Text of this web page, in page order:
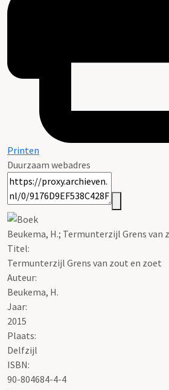
Printen
Duurzaam webadres
Beukema, H.; Termunterzijl Grens van
Titel:
Termunterzijl Grens van zout en zoet
Auteur:
Beukema, H.
Jaar:
2015
Plaats:
Delfzijl
ISBN:
90-804684-4-4